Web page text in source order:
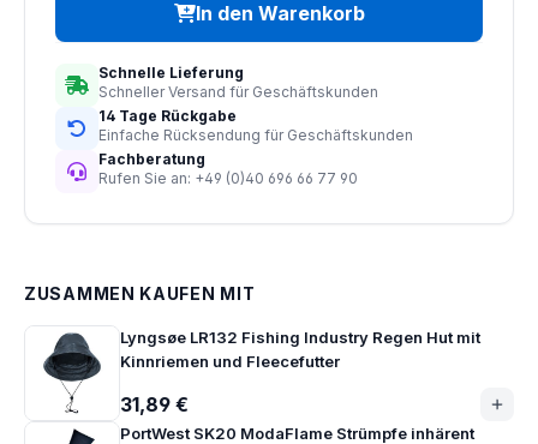
In den Warenkorb
Schnelle Lieferung
Schneller Versand für Geschäftskunden
14 Tage Rückgabe
Einfache Rücksendung für Geschäftskunden
Fachberatung
Rufen Sie an: +49 (0)40 696 66 77 90
ZUSAMMEN KAUFEN MIT
Lyngsøe LR132 Fishing Industry Regen Hut mit
Kinnriemen und Fleecefutter
31,89 €
PortWest SK20 ModaFlame Strümpfe inhärent